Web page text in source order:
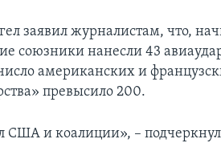
заявил журналистам, что,
союзники нанесли 43
американских и
превысило 200.
США и коалиции», –